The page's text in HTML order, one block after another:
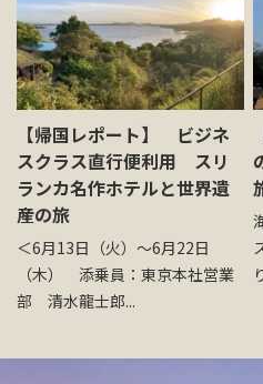
【帰国レポート】 ビジネ
スクラス直行便利用 スリ
ランカ名作ホテルと世界遺
産の旅
＜6月13日（火）～6月22日
（木） 添乗員：東京本社営業
部 清水龍士郎...